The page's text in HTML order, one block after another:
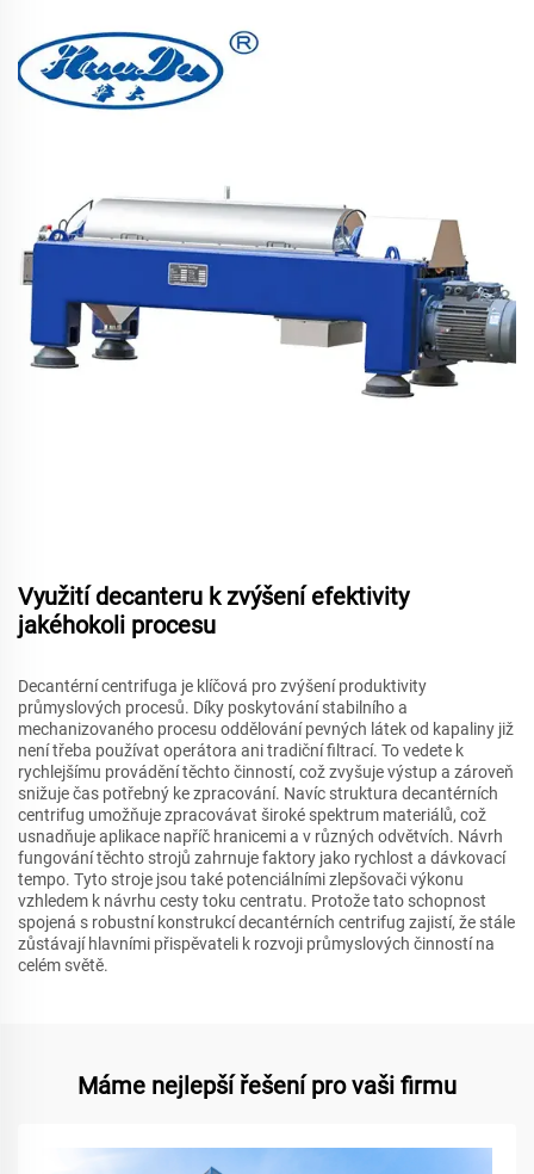
Využití decanteru k zvýšení efektivity
jakéhokoli procesu
Decantérní centrifuga je klíčová pro zvýšení produktivity
průmyslových procesů. Díky poskytování stabilního a
mechanizovaného procesu oddělování pevných látek od kapaliny již
není třeba používat operátora ani tradiční filtrací. To vedete k
rychlejšímu provádění těchto činností, což zvyšuje výstup a zároveň
snižuje čas potřebný ke zpracování. Navíc struktura decantérních
centrifug umožňuje zpracovávat široké spektrum materiálů, což
usnadňuje aplikace napříč hranicemi a v různých odvětvích. Návrh
fungování těchto strojů zahrnuje faktory jako rychlost a dávkovací
tempo. Tyto stroje jsou také potenciálními zlepšovači výkonu
vzhledem k návrhu cesty toku centratu. Protože tato schopnost
spojená s robustní konstrukcí decantérních centrifug zajistí, že stále
zůstávají hlavními přispěvateli k rozvoji průmyslových činností na
celém světě.
Máme nejlepší řešení pro vaši firmu